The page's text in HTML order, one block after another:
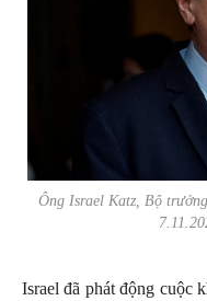
Ông Israel Katz, Bộ
Israel đã phát động cuộc